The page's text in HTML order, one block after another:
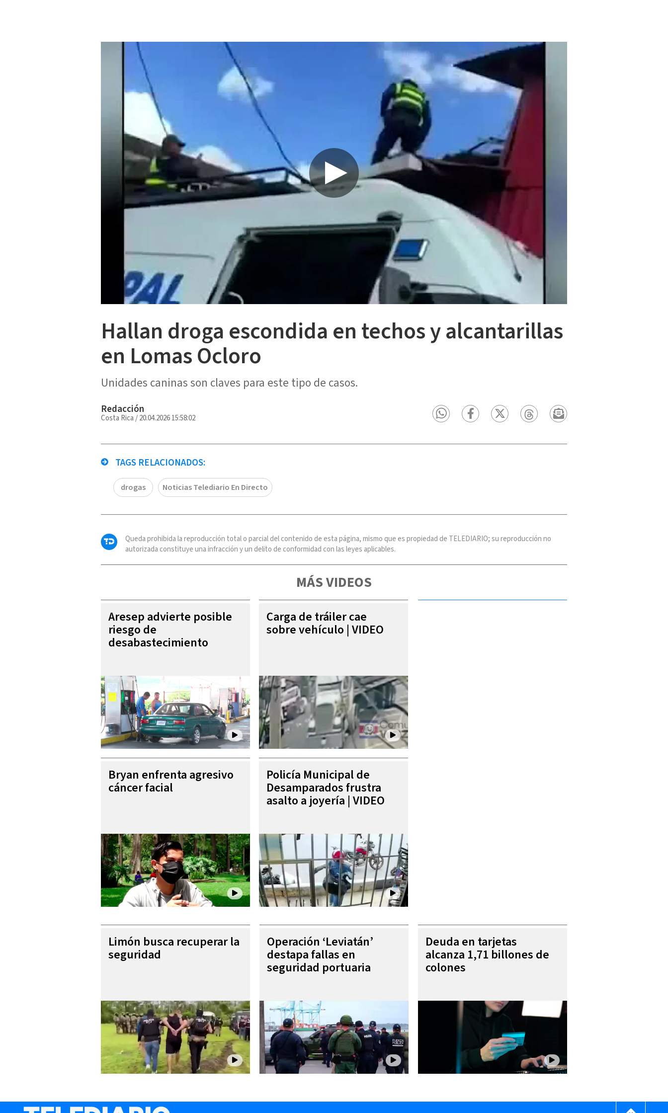
Hallan droga escondida en techos y alcantarillas
en Lomas Ocloro
Unidades caninas son claves para este tipo de casos.
Redacción
Costa Rica /20.04.2026 15:58:02
TAGS RELACIONADOS:
drogas Noticias Telediario En Directo
Queda prohibida la reproducción total o parcial del contenido de esta página, mismo que es propiedad de TELEDIARIO; su reproducción no
autorizada constituye una infracción y un delito de conformidad con las leyes aplicables.
MÁS VIDEOS
Aresep advierte posible
riesgo de
desabastecimiento
Carga de tráiler cae
sobre vehículo | VIDEO
Bryan enfrenta agresivo
cáncer facial
Policía Municipal de
Desamparados frustra
asalto a joyería | VIDEO
Limón busca recuperar la
seguridad
Operación ‘Leviatán’
destapa fallas en
seguridad portuaria
Deuda en tarjetas
alcanza 1,71 billones de
colones